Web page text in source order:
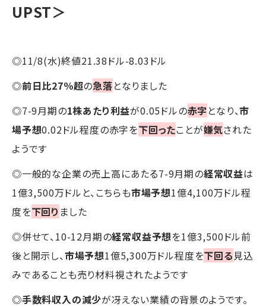
UPST＞
◎11/8(水)終値21.38ドル-8.03ドル
◎前日比27％超の急落となりました
◎7-9月期の1株あたり利益が0.05ドルの赤字 となり、市
場予想0.02ドル程度の赤字を下回ったことが嫌気された
ようです
◎一般的な企業の売上高にあたる7-9月期の経常収益は
1億3,500万ドルと、こちらも市場予想1億4,100万ドル程
度を下回り ました
◎併せて、10-12月期の経常収益予想を1億3,500ドル前
後と開示し、市場予想1億5,300万ドル程度を下回る 見込
みであることも売り材料視されたようです
◎手数料収入の減少が冴えない業績の背景のようです。